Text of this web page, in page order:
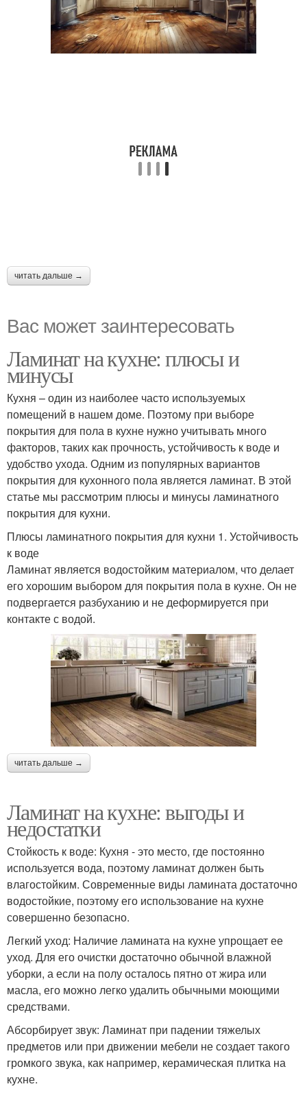
читать дальше →
Вас может заинтересовать
Ламинат на кухне: плюсы и
минусы
Кухня – один из наиболее часто используемых
помещений в нашем доме. Поэтому при выборе
покрытия для пола в кухне нужно учитывать много
факторов, таких как прочность, устойчивость к воде и
удобство ухода. Одним из популярных вариантов
покрытия для кухонного пола является ламинат. В этой
статье мы рассмотрим плюсы и минусы ламинатного
покрытия для кухни.
Плюсы ламинатного покрытия для кухни 1. Устойчивость
к воде
Ламинат является водостойким материалом, что делает
его хорошим выбором для покрытия пола в кухне. Он не
подвергается разбуханию и не деформируется при
контакте с водой.
читать дальше →
Ламинат на кухне: выгоды и
недостатки
Стойкость к воде: Кухня - это место, где постоянно
используется вода, поэтому ламинат должен быть
влагостойким. Современные виды ламината достаточно
водостойкие, поэтому его использование на кухне
совершенно безопасно.
Легкий уход: Наличие ламината на кухне упрощает ее
уход. Для его очистки достаточно обычной влажной
уборки, а если на полу осталось пятно от жира или
масла, его можно легко удалить обычными моющими
средствами.
Абсорбирует звук: Ламинат при падении тяжелых
предметов или при движении мебели не создает такого
громкого звука, как например, керамическая плитка на
кухне.